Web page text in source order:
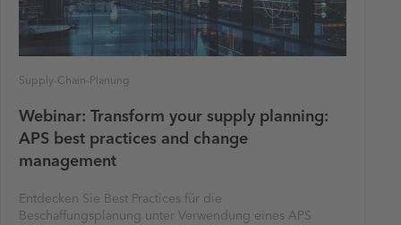
Supply-Chain-Planung
Webinar: Transform your supply planning:
APS best practices and change
management
Entdecken Sie Best Practices für die
Beschaffungsplanung unter Verwendung eines APS